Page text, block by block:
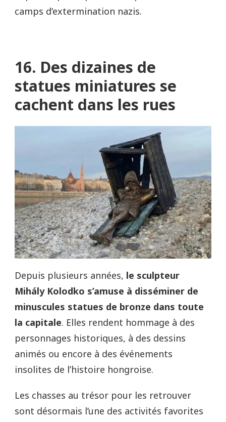
camps d’extermination nazis.
16. Des dizaines de
statues miniatures se
cachent dans les rues
Depuis plusieurs années, le sculpteur
Mihály Kolodko s’amuse à disséminer de
minuscules statues de bronze dans toute
la capitale. Elles rendent hommage à des
personnages historiques, à des dessins
animés ou encore à des événements
insolites de l’histoire hongroise.
Les chasses au trésor pour les retrouver
sont désormais l’une des activités favorites